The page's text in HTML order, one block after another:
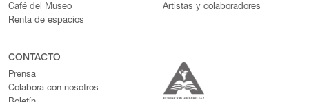
Café del Museo
Renta de espacios
Artistas y colaboradores
CONTACTO
Prensa
Colabora con nosotros